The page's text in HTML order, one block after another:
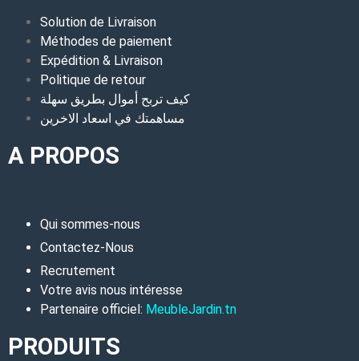
Solution de Livraison
Méthodes de paiement
Expédition & Livraison
Politique de retour
كيف تربح أموال بطريق سهلة
مساهمتك في اسعاد الاخرين
A PROPOS
Qui sommes-nous
Contactez-Nous
Recrutement
Votre avis nous intéresse
Partenaire officiel: MeubleJardin.tn
PRODUITS